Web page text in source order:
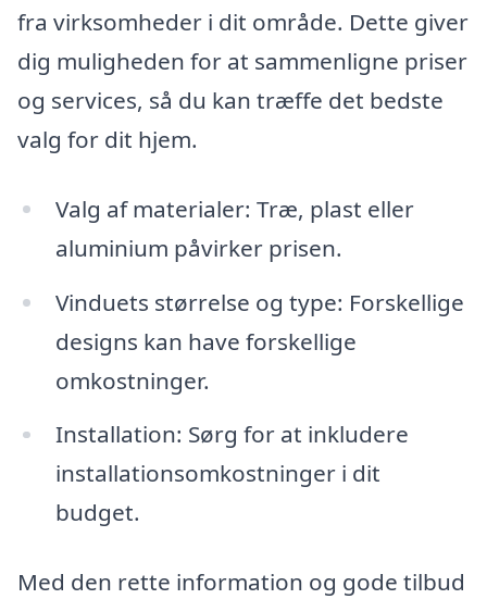
fra virksomheder i dit område. Dette giver
dig muligheden for at sammenligne priser
og services, så du kan træffe det bedste
valg for dit hjem.
Valg af materialer: Træ, plast eller
aluminium påvirker prisen.
Vinduets størrelse og type: Forskellige
designs kan have forskellige
omkostninger.
Installation: Sørg for at inkludere
installationsomkostninger i dit
budget.
Med den rette information og gode tilbud